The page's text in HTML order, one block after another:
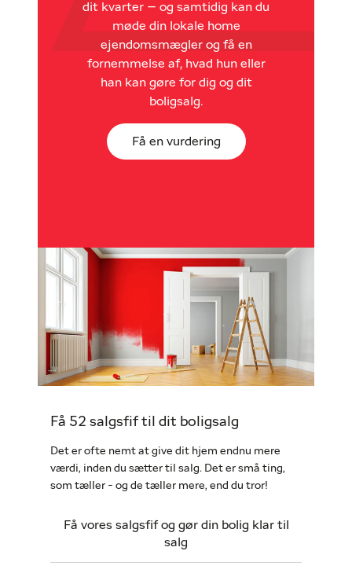
dit kvarter – og samtidig kan du
møde din lokale home
ejendomsmægler og få en
fornemmelse af, hvad hun eller
han kan gøre for dig og dit
boligsalg.
Få en vurdering
Få 52 salgsfif til dit boligsalg
Det er ofte nemt at give dit hjem endnu mere
værdi, inden du sætter til salg. Det er små ting,
som tæller - og de tæller mere, end du tror!
Få vores salgsfif og gør din bolig klar til
salg